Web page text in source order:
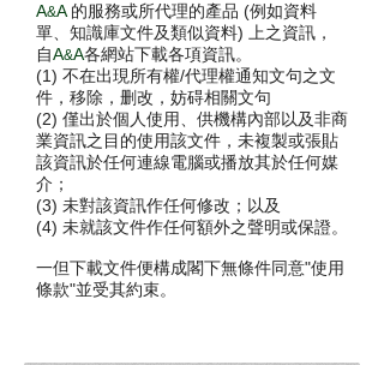
A&A的服務或所代理的產品 (例如資料
單、知識庫文件及類似資料) 上之資訊，
自A&A各網站下載各項資訊。
(1) 不在出現所有權/代理權通知文句之文
件，移除，删改，妨碍相關文句
(2) 僅出於個人使用、供機構內部以及非商
業資訊之目的使用該文件，未複製或張貼
該資訊於任何連線電腦或播放其於任何媒
介；
(3) 未對該資訊作任何修改；以及
(4) 未就該文件作任何額外之聲明或保證。
一但下載文件便構成閣下無條件同意"使用
條款"並受其約束。